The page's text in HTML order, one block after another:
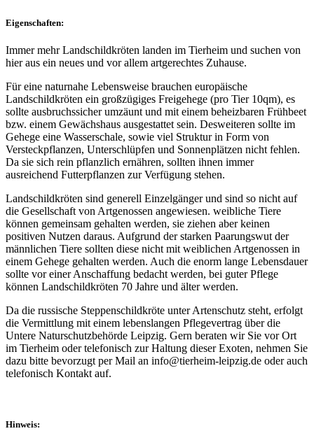
Eigenschaften:
Immer mehr Landschildkröten landen im Tierheim und suchen von
hier aus ein neues und vor allem artgerechtes Zuhause.
Für eine naturnahe Lebensweise brauchen europäische
Landschildkröten ein großzügiges Freigehege (pro Tier 10qm), es
sollte ausbruchssicher umzäunt und mit einem beheizbaren Frühbeet
bzw. einem Gewächshaus ausgestattet sein. Desweiteren sollte im
Gehege eine Wasserschale, sowie viel Struktur in Form von
Versteckpflanzen, Unterschlüpfen und Sonnenplätzen nicht fehlen.
Da sie sich rein pflanzlich ernähren, sollten ihnen immer
ausreichend Futterpflanzen zur Verfügung stehen.
Landschildkröten sind generell Einzelgänger und sind so nicht auf
die Gesellschaft von Artgenossen angewiesen. weibliche Tiere
können gemeinsam gehalten werden, sie ziehen aber keinen
positiven Nutzen daraus. Aufgrund der starken Paarungswut der
männlichen Tiere sollten diese nicht mit weiblichen Artgenossen in
einem Gehege gehalten werden. Auch die enorm lange Lebensdauer
sollte vor einer Anschaffung bedacht werden, bei guter Pflege
können Landschildkröten 70 Jahre und älter werden.
Da die russische Steppenschildkröte unter Artenschutz steht, erfolgt
die Vermittlung mit einem lebenslangen Pflegevertrag über die
Untere Naturschutzbehörde Leipzig. Gern beraten wir Sie vor Ort
im Tierheim oder telefonisch zur Haltung dieser Exoten, nehmen Sie
dazu bitte bevorzugt per Mail an info@tierheim-leipzig.de oder auch
telefonisch Kontakt auf.
Hinweis: